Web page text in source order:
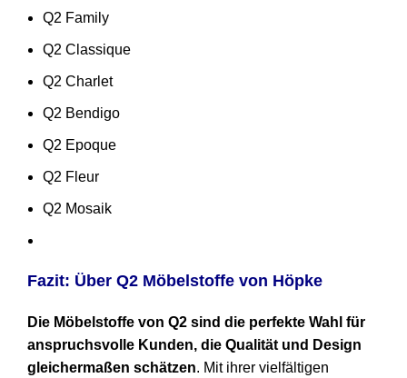
Q2 Family
Q2 Classique
Q2 Charlet
Q2 Bendigo
Q2 Epoque
Q2 Fleur
Q2 Mosaik
Fazit: Über Q2 Möbelstoffe von Höpke
Die Möbelstoffe von Q2 sind die perfekte Wahl für
anspruchsvolle Kunden, die Qualität und Design
gleichermaßen schätzen. Mit ihrer vielfältigen